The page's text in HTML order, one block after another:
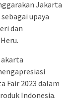
Jakarta
upaya
dan
Fair 2023 dalam
Indonesia.